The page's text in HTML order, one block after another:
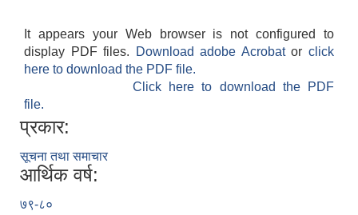
It appears your Web browser is not configured to
display PDF files.
Download adobe Acrobatorclick
here to download the PDF file.
Click here to download the PDF
file.
प्रकार:
सूचना तथा समाचार
आर्थिक वर्ष:
७९-८०